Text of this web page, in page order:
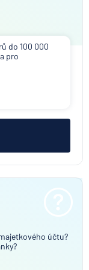
do 100 000
pro
účtu?